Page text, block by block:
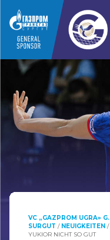
VC „GAZPROM UGRA» G.
SURGUT / NEUIGKEITEN /
YUKIOR NICHT SO GUT